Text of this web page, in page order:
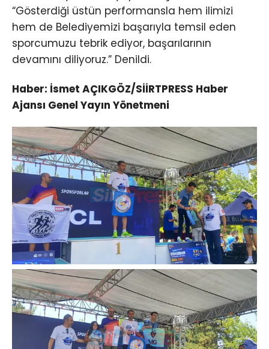
“Gösterdiği üstün performansla hem ilimizi
hem de Belediyemizi başarıyla temsil eden
sporcumuzu tebrik ediyor, başarılarının
devamını diliyoruz.” Denildi.
Haber: İsmet AÇIKGÖZ/SİİRTPRESS Haber
Ajansı Genel Yayın Yönetmeni